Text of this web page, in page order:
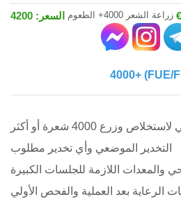
زراعة الشعر 4000+ الطعوم السعر: 4200 €
4000+ (FUE/
وزرع 4000 شعرة أو أكثر
التخدير الموضعي وأي تخدير مطلوب
والمعدات اللازمة للجلسات الكبيرة
الرعاية بعد العملية والفحص الأولي